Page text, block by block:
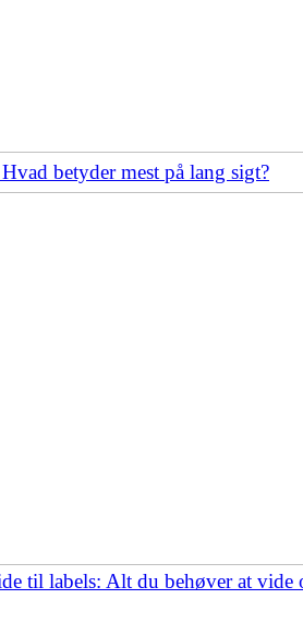
betyder mest på lang sigt?
til labels: Alt du behøver at